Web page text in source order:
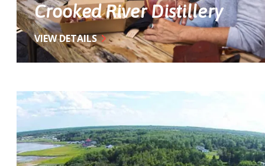
Crooked River Distillery
VIEW DETAILS